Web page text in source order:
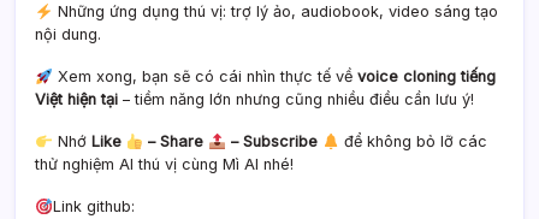
Những ứng dụng thú vị: trợ lý ảo, audiobook, video sáng tạo
nội dung.
Xem xong, bạn sẽ có cái nhìn thực tế về voice cloning tiếng
Việt hiện tại – tiềm năng lớn nhưng cũng nhiều điều cần lưu ý!
Nhớ Like – Share – Subscribe
để không bỏ lỡ các
thử nghiệm AI thú vị cùng Mì AI nhé!
Link github: